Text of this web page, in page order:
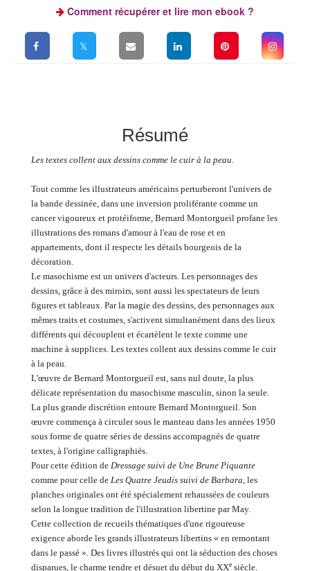
Comment récupérer et lire mon ebook ?
Résumé
Les textes collent aux dessins comme le cuir à la peau.
Tout comme les illustrateurs américains perturberont l'univers de
la bande dessinée, dans une inversion proliférante comme un
cancer vigoureux et protéiforme, Bernard Montorgueil profane les
illustrations des romans d'amour à l'eau de rose et en
appartements, dont il respecte les détails bourgeois de la
décoration.
Le masochisme est un univers d'acteurs. Les personnages des
dessins, grâce à des miroirs, sont aussi les spectateurs de leurs
figures et tableaux. Par la magie des dessins, des personnages aux
mêmes traits et costumes, s'activent simultanément dans des lieux
différents qui découplent et écartèlent le texte comme une
machine à supplices. Les textes collent aux dessins comme le cuir
à la peau.
L'œuvre de Bernard Montorgueil est, sans nul doute, la plus
délicate représentation du masochisme masculin, sinon la seule.
La plus grande discrétion entoure Bernard Montorgueil. Son
œuvre commença à circuler sous le manteau dans les années 1950
sous forme de quatre séries de dessins accompagnés de quatre
textes, à l'origine calligraphiés.
Pour cette édition de Dressage suivi de Une Brune Piquante
comme pour celle de Les Quatre Jeudis suivi de Barbara, les
planches originales ont été spécialement rehaussées de couleurs
selon la longue tradition de l'illustration libertine par May.
Cette collection de recueils thématiques d'une rigoureuse
exigence aborde les grands illustrateurs libertins « en remontant
dans le passé ». Des livres illustrés qui ont la séduction des choses
disparues, le charme tendre et désuet du début du XXe siècle.